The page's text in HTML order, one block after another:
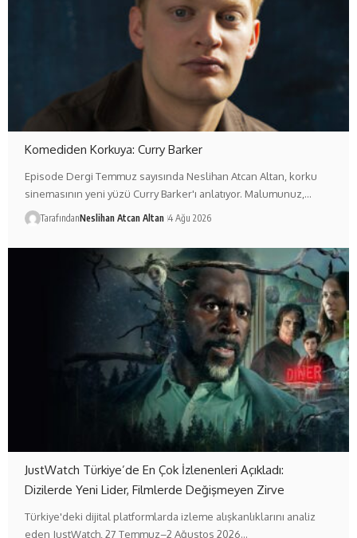
Komediden Korkuya: Curry Barker
Episode Dergi Temmuz sayısında Neslihan Atcan Altan, korku
sinemasının yeni yüzü Curry Barker'ı anlatıyor. Malumunuz,…
TarafındanNeslihan Atcan Altan 4 Ağu 2026
JustWatch Türkiye’de En Çok İzlenenleri Açıkladı:
Dizilerde Yeni Lider, Filmlerde Değişmeyen Zirve
Türkiye'deki dijital platformlarda izleme alışkanlıklarını analiz
eden JustWatch, 27 Temmuz–2 Ağustos 2026…